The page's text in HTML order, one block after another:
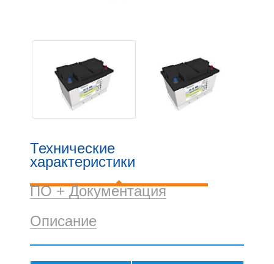
Технические
характеристики
ПО + Документация
Описание